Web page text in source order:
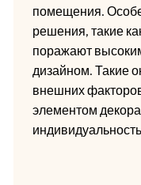
помещения.
решения, такие
поражают
дизайном. Такие
внешних
элементом